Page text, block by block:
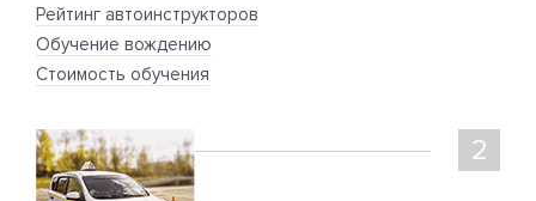
Рейтинг автоинструкторов
Обучение вождению
Стоимость обучения
2